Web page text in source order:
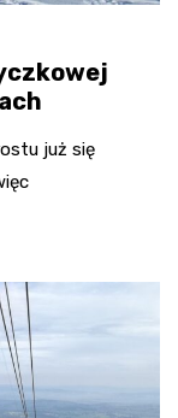
już się